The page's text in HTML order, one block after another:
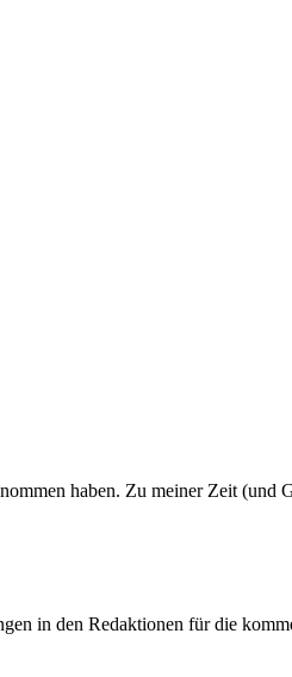
haben. Zu meiner Zeit (und
in den Redaktionen für die